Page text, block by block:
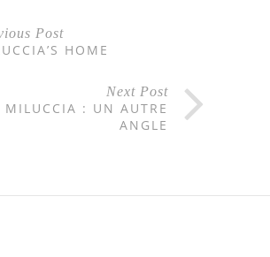
Post
HOME
Next Post
MILUCCIA : UN AUTRE
ANGLE